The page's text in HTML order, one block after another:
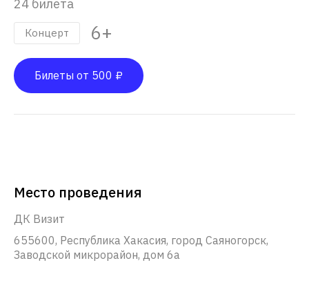
24 билета
Концерт 6+
Билеты от 500 ₽
Место проведения
ДК Визит
655600, Республика Хакасия, город Саяногорск,
Заводской микрорайон, дом 6а